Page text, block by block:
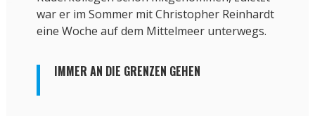
war er im Sommer mit Christopher Reinhardt
eine Woche auf dem Mittelmeer unterwegs.
IMMER AN DIE GRENZEN GEHEN